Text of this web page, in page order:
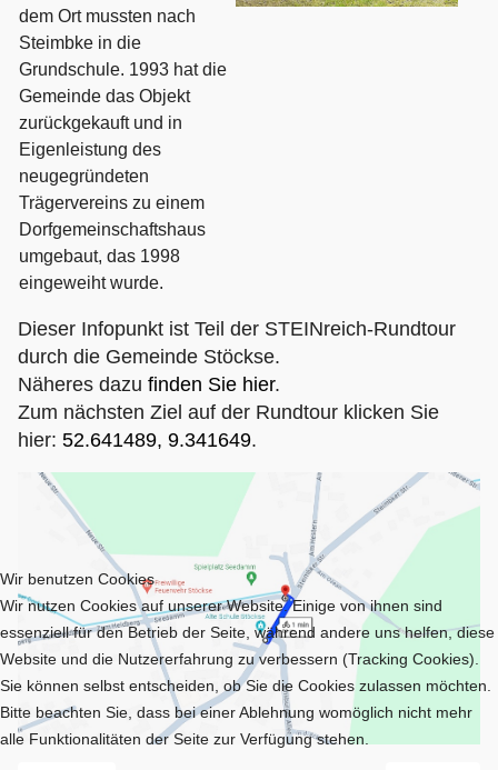
dem Ort mussten nach
Steimbke in die
Grundschule. 1993 hat die
Gemeinde das Objekt
zurückgekauft und in
Eigenleistung des
neugegründeten
Trägervereins zu einem
Dorfgemeinschaftshaus
umgebaut, das 1998
eingeweiht wurde.
Dieser Infopunkt ist Teil der STEINreich-Rundtour
durch die Gemeinde Stöckse.
Näheres dazufinden Sie hier.
Zum nächsten Ziel auf der Rundtour klicken Sie
hier:52.641489, 9.341649.
Wir benutzen Cookies
Wir nutzen Cookies auf unserer Website. Einige von ihnen sind
essenziell für den Betrieb der Seite, während andere uns helfen, diese
Website und die Nutzererfahrung zu verbessern (Tracking Cookies).
Sie können selbst entscheiden, ob Sie die Cookies zulassen möchten.
Bitte beachten Sie, dass bei einer Ablehnung womöglich nicht mehr
alle Funktionalitäten der Seite zur Verfügung stehen.